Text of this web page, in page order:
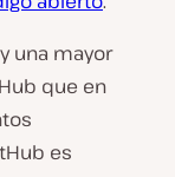
una mayor
que en
es